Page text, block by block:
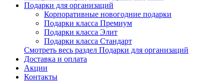
Подарки для организаций
Корпоративные новогодние подарки
Подарки класса Премиум
Подарки класса Элит
Подарки класса Стандарт
Смотреть весь раздел Подарки для организаций
Доставка и оплата
Акции
Контакты